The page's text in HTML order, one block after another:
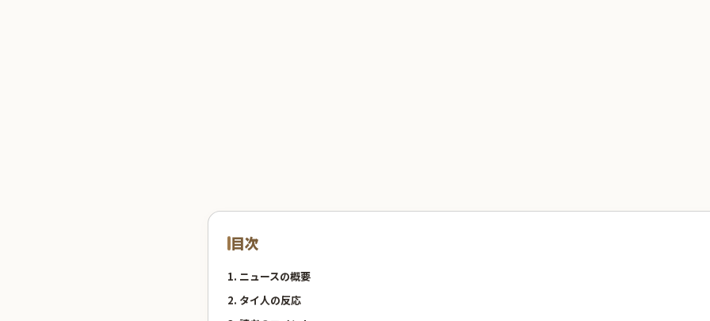
目次
1. ニュースの概要
2. タイ人の反応